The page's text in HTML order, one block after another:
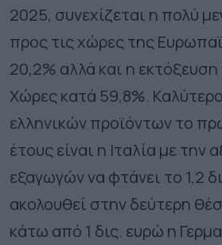
2025, συνεχίζεται η πολύ
προς τις χώρες της
20,2% αλλά και η
Χώρες κατά 59,8%.
ελληνικών προϊόντων το
έτους είναι η Ιταλία με την
εξαγωγών να φτάνει το 1,2
ακολουθεί στην δεύτερη
κάτω από 1 δις. ευρώ η